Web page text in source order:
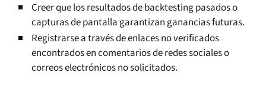
Creer que los resultados de backtesting pasados o
capturas de pantalla garantizan ganancias futuras.
Registrarse a través de enlaces no verificados
encontrados en comentarios de redes sociales o
correos electrónicos no solicitados.